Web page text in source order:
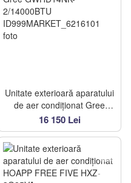
Unitate exterioară aparatului
de aer condiționat Gree
GWHD14NK-2/14000BTU
16 150 Lei